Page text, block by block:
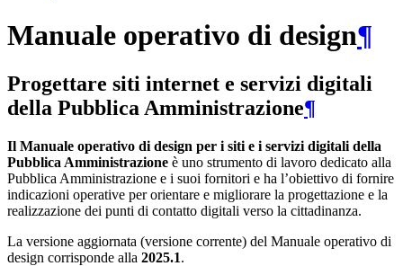
Manuale operativo di design¶
Progettare siti internet e servizi digitali
della Pubblica Amministrazione¶
Il Manuale operativo di design per i siti e i servizi digitali della
Pubblica Amministrazione è uno strumento di lavoro dedicato alla
Pubblica Amministrazione e i suoi fornitori e ha l’obiettivo di fornire
indicazioni operative per orientare e migliorare la progettazione e la
realizzazione dei punti di contatto digitali verso la cittadinanza.
La versione aggiornata (versione corrente) del Manuale operativo di
design corrisponde alla 2025.1.